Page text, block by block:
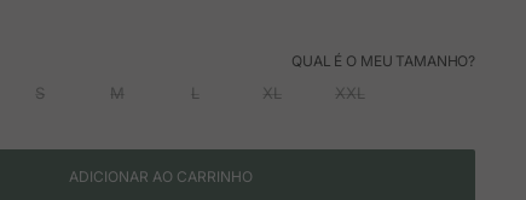
QUAL É O MEU TAMANHO?
S M L XL XXL
ADICIONAR AO CARRINHO